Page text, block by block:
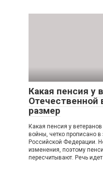
Какая пенсия у
Отечественной
размер
Какая пенсия у
войны, четко прописано в
Российской Федерации.
изменения, поэтому
пересчитывают. Речь